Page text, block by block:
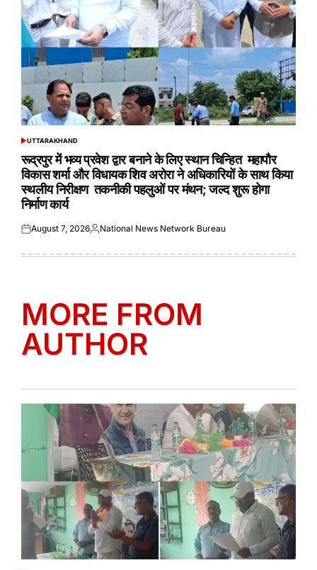
POSTED
UTTARAKHAND
रूद्रपुर में भव्य प्रवेश द्वार बनाने के लिए स्थान चिन्हित महापौर
विकास शर्मा और विधायक शिव अरोरा ने अधिकारियों के साथ किया
स्थलीय निरीक्षण तकनीकी पहलुओं पर मंथन; जल्द शुरू होगा
निर्माण कार्य
Posted
August 7, 2026Posted
National News Network Bureau
MORE FROM
AUTHOR